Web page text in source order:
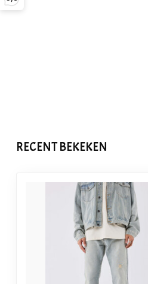
RECENT BEKEKEN